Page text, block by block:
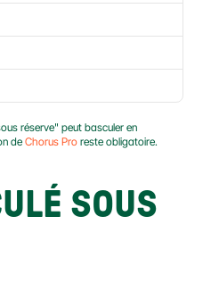
réserve" peut basculer en
de Chorus Pro reste obligatoire.
SOUS